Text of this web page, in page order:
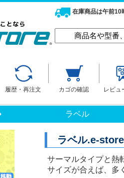
在庫商品は午前10
履歴・再注文 カゴの確認 レビュ
ラベル
ラベル.e-
サーマルタイプと熱
サイズが合えば、多